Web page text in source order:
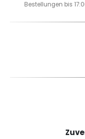
Bestellungen bis